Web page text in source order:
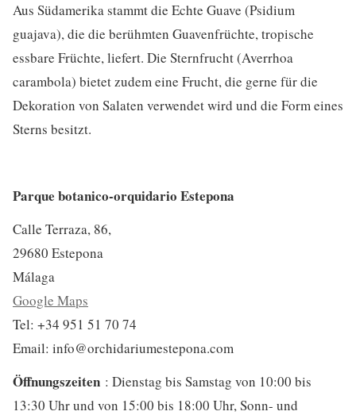
Aus Südamerika stammt die Echte Guave (Psidium
guajava), die die berühmten Guavenfrüchte, tropische
essbare Früchte, liefert. Die Sternfrucht (Averrhoa
carambola) bietet zudem eine Frucht, die gerne für die
Dekoration von Salaten verwendet wird und die Form eines
Sterns besitzt.
Parque botanico-orquidario Estepona
Calle Terraza, 86,
29680 Estepona
Málaga
Google Maps
Tel: +34 951 51 70 74
Email: info@orchidariumestepona.com
Öffnungszeiten : Dienstag bis Samstag von 10:00 bis
13:30 Uhr und von 15:00 bis 18:00 Uhr, Sonn- und